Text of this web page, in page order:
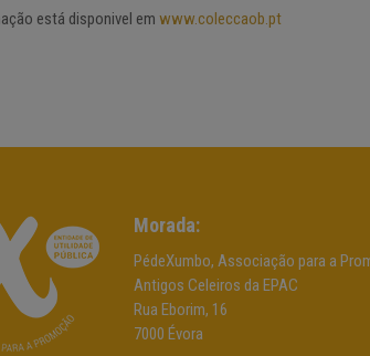
está disponivel em www.coleccaob.pt
Morada:
PédeXumbo, Associação para a
Antigos Celeiros da EPAC
Rua Eborim, 16
7000 Évora